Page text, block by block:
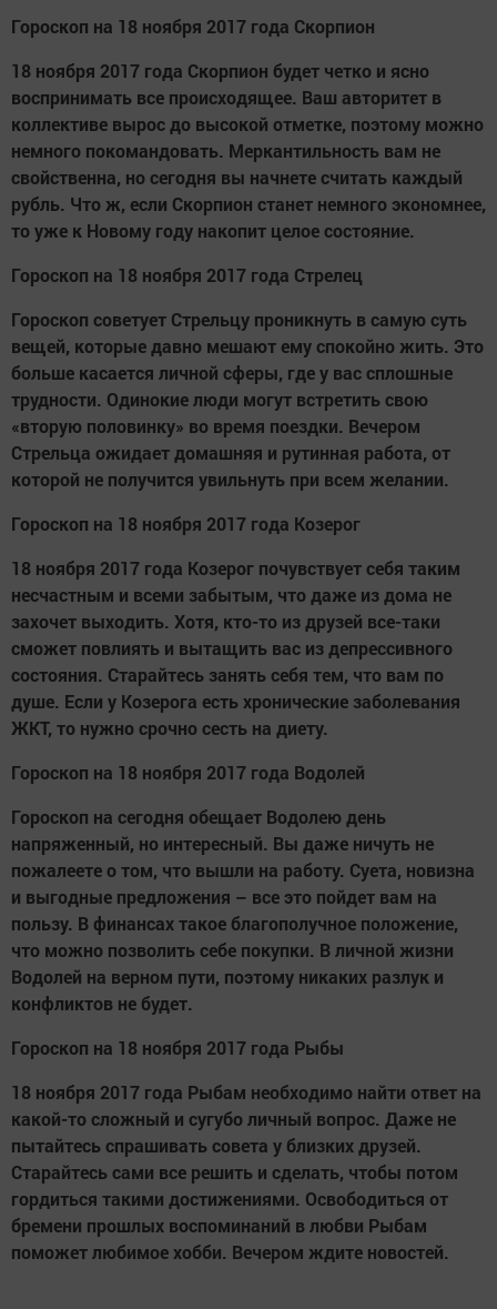
Гороскоп на 18 ноября 2017 года Скорпион
18 ноября 2017 года Скорпион будет четко и ясно
воспринимать все происходящее. Ваш авторитет в
коллективе вырос до высокой отметке, поэтому можно
немного покомандовать. Меркантильность вам не
свойственна, но сегодня вы начнете считать каждый
рубль. Что ж, если Скорпион станет немного экономнее,
то уже к Новому году накопит целое состояние.
Гороскоп на 18 ноября 2017 года Стрелец
Гороскоп советует Стрельцу проникнуть в самую суть
вещей, которые давно мешают ему спокойно жить. Это
больше касается личной сферы, где у вас сплошные
трудности. Одинокие люди могут встретить свою
«вторую половинку» во время поездки. Вечером
Стрельца ожидает домашняя и рутинная работа, от
которой не получится увильнуть при всем желании.
Гороскоп на 18 ноября 2017 года Козерог
18 ноября 2017 года Козерог почувствует себя таким
несчастным и всеми забытым, что даже из дома не
захочет выходить. Хотя, кто-то из друзей все-таки
сможет повлиять и вытащить вас из депрессивного
состояния. Старайтесь занять себя тем, что вам по
душе. Если у Козерога есть хронические заболевания
ЖКТ, то нужно срочно сесть на диету.
Гороскоп на 18 ноября 2017 года Водолей
Гороскоп на сегодня обещает Водолею день
напряженный, но интересный. Вы даже ничуть не
пожалеете о том, что вышли на работу. Суета, новизна
и выгодные предложения – все это пойдет вам на
пользу. В финансах такое благополучное положение,
что можно позволить себе покупки. В личной жизни
Водолей на верном пути, поэтому никаких разлук и
конфликтов не будет.
Гороскоп на 18 ноября 2017 года Рыбы
18 ноября 2017 года Рыбам необходимо найти ответ на
какой-то сложный и сугубо личный вопрос. Даже не
пытайтесь спрашивать совета у близких друзей.
Старайтесь сами все решить и сделать, чтобы потом
гордиться такими достижениями. Освободиться от
бремени прошлых воспоминаний в любви Рыбам
поможет любимое хобби. Вечером ждите новостей.